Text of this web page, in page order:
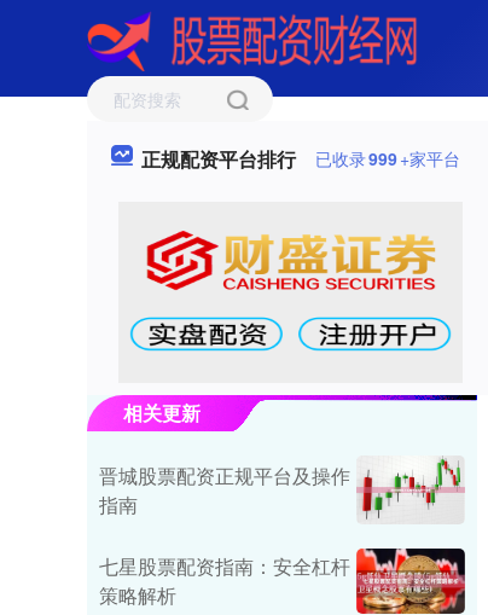
正规配资平台排行 已收录999+家平台
相关更新
晋城股票配资正规平台及操作
指南
七星股票配资指南：安全杠杆
策略解析